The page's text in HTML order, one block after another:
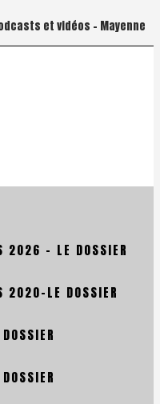
et vidéos – Mayenne
2026 – LE DOSSIER
2020-LE DOSSIER